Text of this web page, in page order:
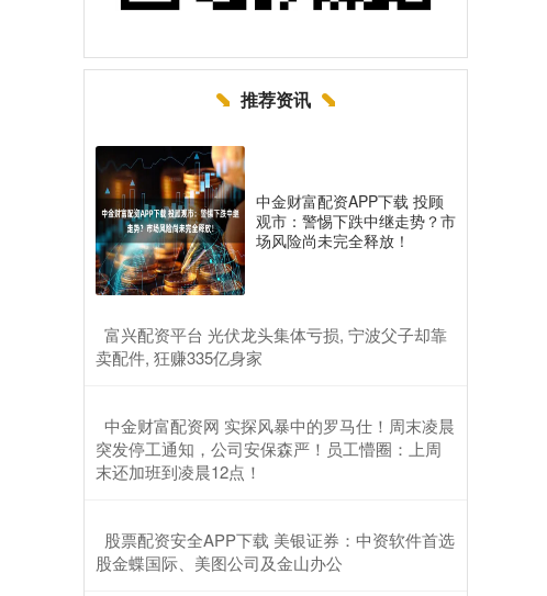
推荐资讯
中金财富配资APP下载 投顾
观市：警惕下跌中继走势？市
场风险尚未完全释放！
​富兴配资平台 光伏龙头集体亏损, 宁波父子却靠
卖配件, 狂赚335亿身家
​中金财富配资网 实探风暴中的罗马仕！周末凌晨
突发停工通知，公司安保森严！员工懵圈：上周
末还加班到凌晨12点！
​股票配资安全APP下载 美银证券：中资软件首选
股金蝶国际、美图公司及金山办公